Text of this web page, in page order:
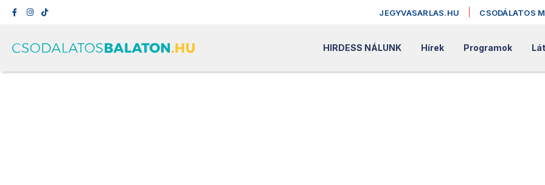
JEGYVASARLAS.HU CSODÁLATOS
HIRDESS NÁLUNK Hírek Programok